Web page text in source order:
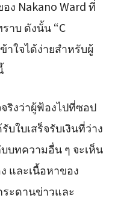
ง Nakano Ward ที่
าบ ดังนั้น “C
าใจได้ง่ายสำหรับผู้
ริงว่าผู้ฟ้องไปที่ซอป
ใบเสร็จรับเงินที่ว่าง
บทความอื่น ๆ จะเห็น
และเนื้อหาของ
ะดานข่าวและ